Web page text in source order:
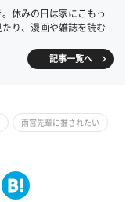
休みの日は家にこもっ
り、漫画や雑誌を読む
記事一覧へ
雨宮先輩に推されたい